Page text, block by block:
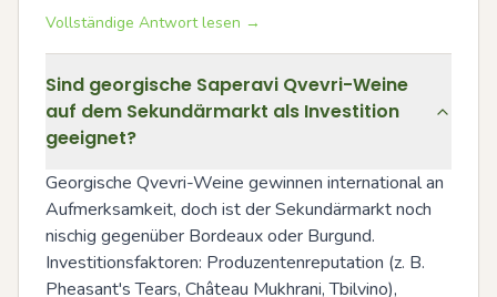
Vollständige Antwort lesen →
Sind georgische Saperavi Qvevri-Weine
auf dem Sekundärmarkt als Investition
geeignet?
Georgische Qvevri-Weine gewinnen international an
Aufmerksamkeit, doch ist der Sekundärmarkt noch
nischig gegenüber Bordeaux oder Burgund.
Investitionsfaktoren: Produzentenreputation (z. B.
Pheasant's Tears, Château Mukhrani, Tbilvino),